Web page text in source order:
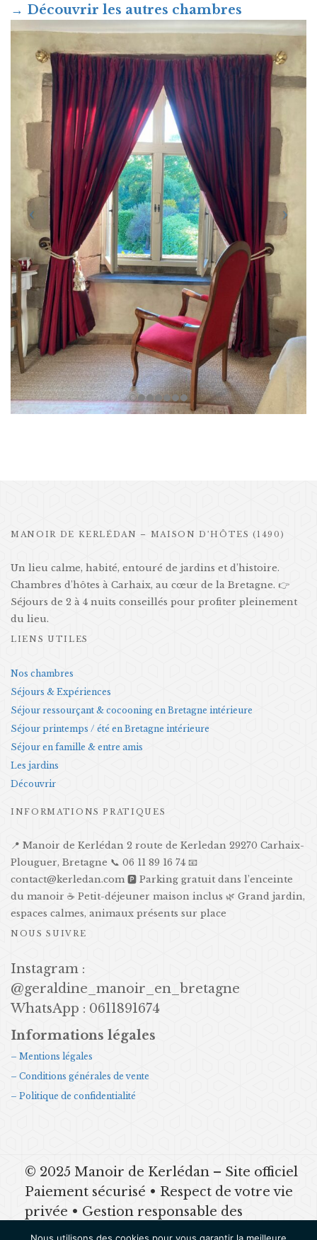
→ Découvrir les autres chambres
MANOIR DE KERLÉDAN – MAISON D’HÔTES (1490)
Un lieu calme, habité, entouré de jardins et d’histoire.
Chambres d’hôtes à Carhaix, au cœur de la Bretagne. 👉
Séjours de 2 à 4 nuits conseillés pour profiter pleinement
du lieu.
LIENS UTILES
Nos chambres
Séjours & Expériences
Séjour ressourçant & cocooning en Bretagne intérieure
Séjour printemps / été en Bretagne intérieure
Séjour en famille & entre amis
Les jardins
Découvrir
INFORMATIONS PRATIQUES
📍 Manoir de Kerlédan 2 route de Kerledan 29270 Carhaix-
Plouguer, Bretagne 📞 06 11 89 16 74 📧
contact@kerledan.com 🅿️ Parking gratuit dans l’enceinte
du manoir ☕ Petit-déjeuner maison inclus 🌿 Grand jardin,
espaces calmes, animaux présents sur place
NOUS SUIVRE
Instagram :
@geraldine_manoir_en_bretagne
WhatsApp : 0611891674
Informations légales
– Mentions légales
– Conditions générales de vente
– Politique de confidentialité
© 2025 Manoir de Kerlédan – Site officiel
Paiement sécurisé • Respect de votre vie
privée • Gestion responsable des
données Mentions légales | CGV |